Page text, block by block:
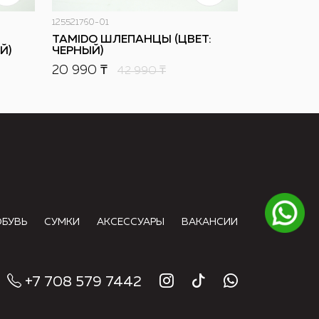
125521760-01
TAMIDO ШЛЕПАНЦЫ (ЦВЕТ:
ЧЕРНЫЙ)
20 990 ₸ 42 990₸
СУМКИ АКСЕССУАРЫ ВАКАНСИИ
+7 708 579 7442